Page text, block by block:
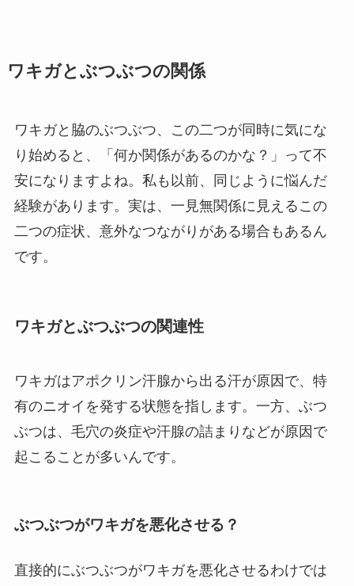
ワキガとぶつぶつの関係
ワキガと脇のぶつぶつ、この二つが同時に気にな
り始めると、「何か関係があるのかな？」って不
安になりますよね。私も以前、同じように悩んだ
経験があります。実は、一見無関係に見えるこの
二つの症状、意外なつながりがある場合もあるん
です。
ワキガとぶつぶつの関連性
ワキガはアポクリン汗腺から出る汗が原因で、特
有のニオイを発する状態を指します。一方、ぶつ
ぶつは、毛穴の炎症や汗腺の詰まりなどが原因で
起こることが多いんです。
ぶつぶつがワキガを悪化させる？
直接的にぶつぶつがワキガを悪化させるわけでは